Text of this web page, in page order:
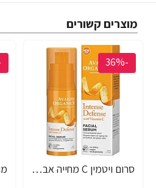
מוצרים קשורים
-36%
סרום ויטמין C מחייה אבלון אורגניקס 30 מ"ל - מבית Avalon Organics